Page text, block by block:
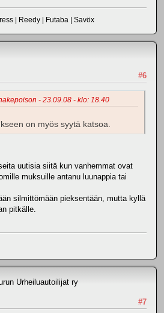
| Reedy | Futaba | Savöx
#6
- 23.09.08 - klo: 18.40
on myös syytä katsoa.
uutisia siitä kun vanhemmat ovat
muksuille antanu luunappia tai
silmittömään pieksentään, mutta kyllä
pitkälle.
Urheiluautoilijat ry
#7